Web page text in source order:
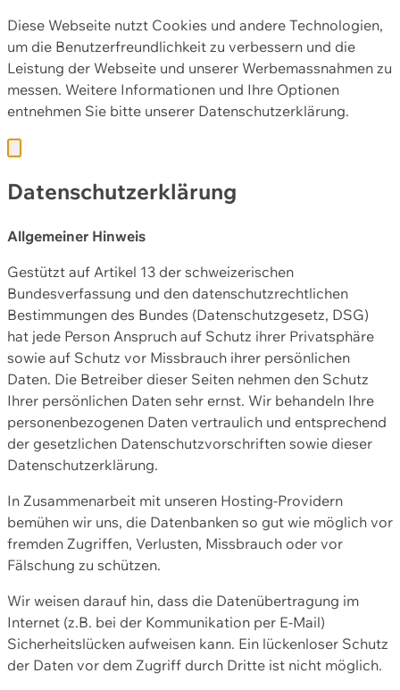
Diese Webseite nutzt Cookies und andere Technologien,
um die Benutzerfreundlichkeit zu verbessern und die
Leistung der Webseite und unserer Werbemassnahmen zu
messen. Weitere Informationen und Ihre Optionen
entnehmen Sie bitte unserer Datenschutzerklärung.
Datenschutzerklärung
Allgemeiner Hinweis
Gestützt auf Artikel 13 der schweizerischen
Bundesverfassung und den datenschutzrechtlichen
Bestimmungen des Bundes (Datenschutzgesetz, DSG)
hat jede Person Anspruch auf Schutz ihrer Privatsphäre
sowie auf Schutz vor Missbrauch ihrer persönlichen
Daten. Die Betreiber dieser Seiten nehmen den Schutz
Ihrer persönlichen Daten sehr ernst. Wir behandeln Ihre
personenbezogenen Daten vertraulich und entsprechend
der gesetzlichen Datenschutzvorschriften sowie dieser
Datenschutzerklärung.
In Zusammenarbeit mit unseren Hosting-Providern
bemühen wir uns, die Datenbanken so gut wie möglich vor
fremden Zugriffen, Verlusten, Missbrauch oder vor
Fälschung zu schützen.
Wir weisen darauf hin, dass die Datenübertragung im
Internet (z.B. bei der Kommunikation per E-Mail)
Sicherheitslücken aufweisen kann. Ein lückenloser Schutz
der Daten vor dem Zugriff durch Dritte ist nicht möglich.